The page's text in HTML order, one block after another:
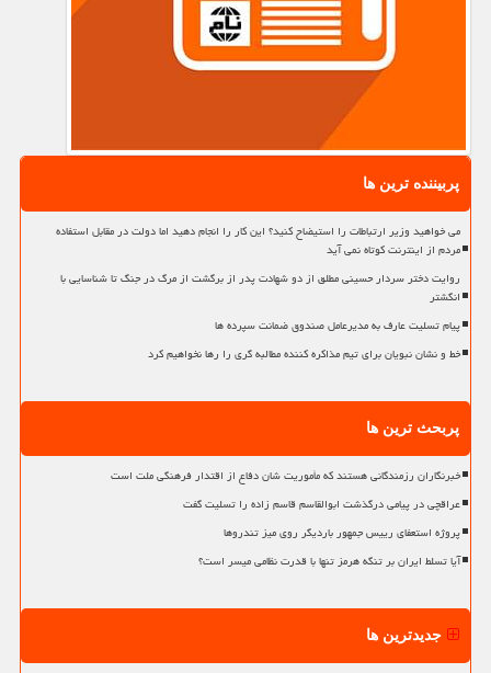
پربیننده ترین ها
می خواهید وزیر ارتباطات را استیضاح کنید؟ این کار را انجام دهید اما دولت در مقابل استفاده
مردم از اینترنت کوتاه نمی آید
روایت دختر سردار حسینی مطلق از دو شهادت پدر از برگشت از مرگ در جنگ تا شناسایی با
انگشتر
پیام تسلیت عارف به مدیرعامل صندوق ضمانت سپرده ها
خط و نشان نبویان برای تیم مذاکره کننده مطالبه گری را رها نخواهیم کرد
پربحث ترین ها
خبرنگاران رزمندگانی هستند که مأموریت شان دفاع از اقتدار فرهنگی ملت است
عراقچی در پیامی درگذشت ابوالقاسم قاسم زاده را تسلیت گفت
پروژه استعفای رییس جمهور باردیگر روی میز تندروها
آیا تسلط ایران بر تنگه هرمز تنها با قدرت نظامی میسر است؟
جدیدترین ها